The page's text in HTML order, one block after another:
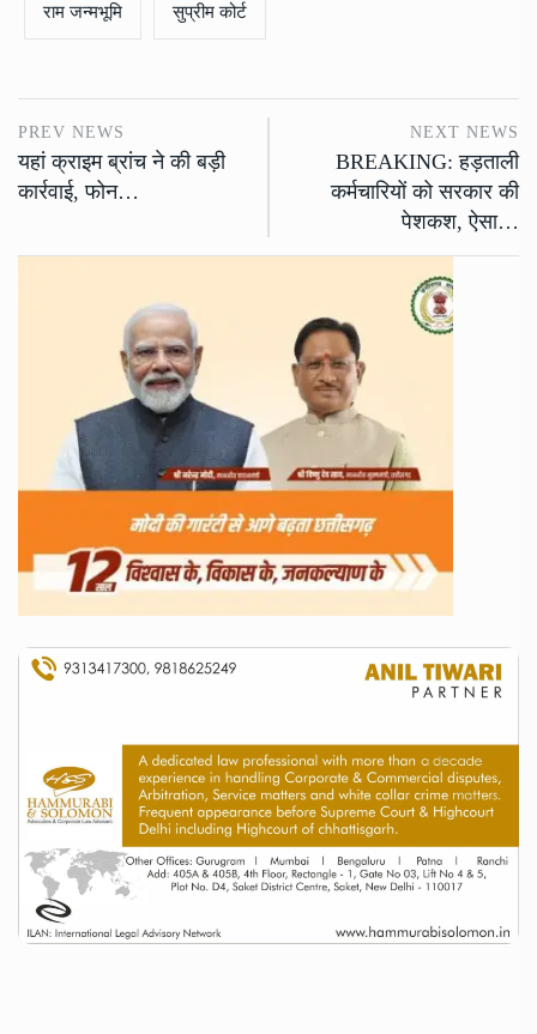
राम जन्मभूमि सुप्रीम कोर्ट
PREV NEWS
यहां क्राइम ब्रांच ने की बड़ी
कार्रवाई, फोन…
NEXT NEWS
BREAKING: हड़ताली
कर्मचारियों को सरकार की
पेशकश, ऐसा…